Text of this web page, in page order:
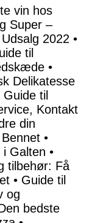
vin hos
Super –
2022 •
til
•
Delikatesse
til
Kontakt
din
•
i Galten •
tilbehør: Få
• Guide til
og
bedste